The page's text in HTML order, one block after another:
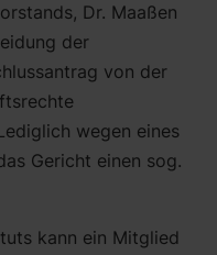
Dr. Maaßen
der
von der
wegen eines
Gericht einen sog.
kann ein Mitglied